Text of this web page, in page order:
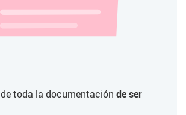
de toda la documentación de ser